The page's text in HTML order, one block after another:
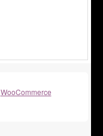
WooCommerce